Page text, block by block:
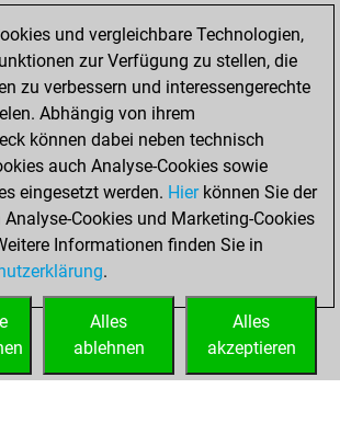
You scored
+136 =16 -82 in slow
games
Sonntag,
Oktober 12, 2025
You played 1
bullet games
Play
You scored +0
=0 -1 in bullet
und vergleichbare Technologien,
zur Verfügung zu stellen, die
zu verbessern und interessengerechte
Abhängig von ihrem
können dabei neben technisch
auch Analyse-Cookies sowie
eingesetzt werden. Hierkönnen Sie der
Cookies und Marketing-Cookies
Informationen finden Sie in
.
Alles
akzeptieren
Alles
ablehnen